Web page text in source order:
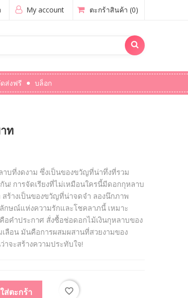
My account ตะกร้าสินค้า (0)
ส่งฟรี บล็อก
ท
าบที่งดงาม ซึ่งเป็นของขวัญที่น่าทึ่งที่รวม
น! การจัดเรียงที่ไม่เหมือนใครนี้มีดอกกุหลาบ
ร้างเป็นของขวัญที่น่าจดจำ ลองนึกภาพ
กษณ์แห่งความรักและโชคลาภนี้ เหมาะ
คำประกาศ สั่งซื้อช่อดอกไม้เงินกุหลาบของ
ลือน มันคือการผสมผสานที่สวยงามของ
าจะสร้างความประทับใจ!
ส่ตะกร้า favorite_border